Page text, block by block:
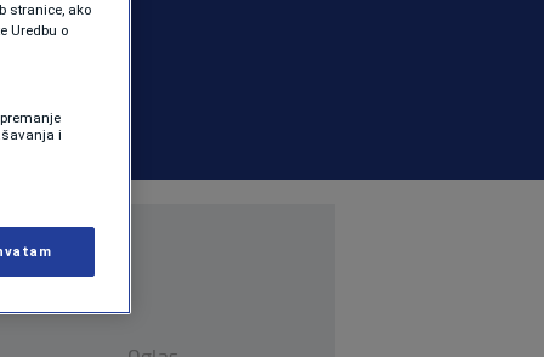
stranice, ako
Uredbu o
i